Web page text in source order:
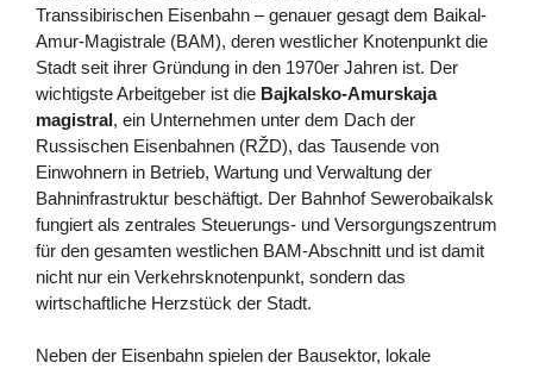
Transsibirischen Eisenbahn – genauer gesagt dem Baikal-
Amur-Magistrale (BAM), deren westlicher Knotenpunkt die
Stadt seit ihrer Gründung in den 1970er Jahren ist. Der
wichtigste Arbeitgeber ist die Bajkalsko-Amurskaja
magistral, ein Unternehmen unter dem Dach der
Russischen Eisenbahnen (RŽD), das Tausende von
Einwohnern in Betrieb, Wartung und Verwaltung der
Bahninfrastruktur beschäftigt. Der Bahnhof Sewerobaikalsk
fungiert als zentrales Steuerungs- und Versorgungszentrum
für den gesamten westlichen BAM-Abschnitt und ist damit
nicht nur ein Verkehrsknotenpunkt, sondern das
wirtschaftliche Herzstück der Stadt.
Neben der Eisenbahn spielen der Bausektor, lokale